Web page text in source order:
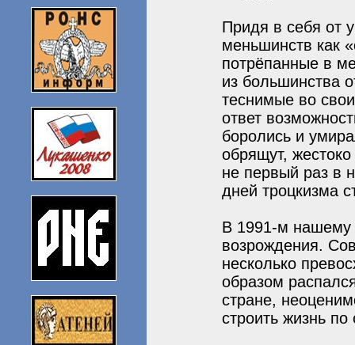
Придя в себя от
меньшинств как
потрёпанные в
из большинства
теснимые во
ответ
боролись и
обрящут,
не первый раз в
дней троцкизма
В 1991-м нашему
возрождения.
несколько
образом
стране,
строить жизнь